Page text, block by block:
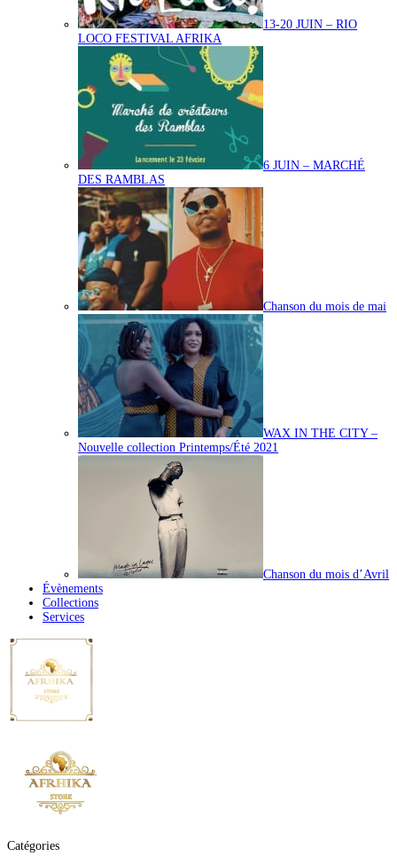
13-20 JUIN – RIO
LOCO FESTIVAL AFRIKA
6 JUIN – MARCHÉ
DES RAMBLAS
Chanson du mois de mai
WAX IN THE CITY –
Nouvelle collection Printemps/Été 2021
Chanson du mois d’Avril
Évènements
Collections
Services
Catégories